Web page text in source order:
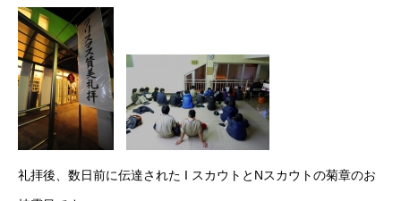
礼拝後、数日前に伝達された I スカウトとNスカウトの菊章のお